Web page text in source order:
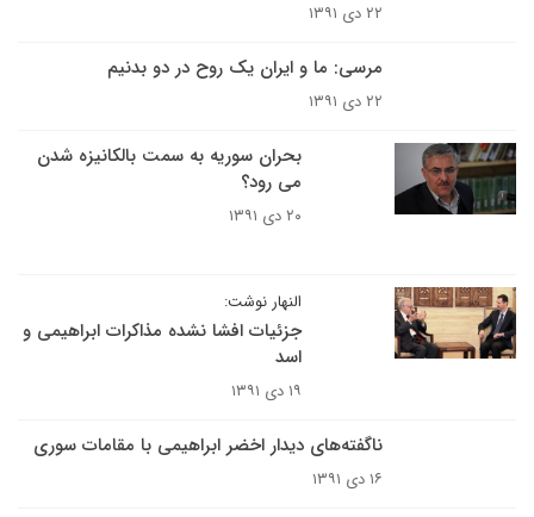
۲۲ دی ۱۳۹۱
مرسی: ما و ایران یک روح در دو بدنیم
۲۲ دی ۱۳۹۱
بحران سوریه به سمت بالکانیزه شدن
می رود؟
۲۰ دی ۱۳۹۱
النهار نوشت:
جزئیات افشا نشده مذاکرات ابراهیمی و
اسد
۱۹ دی ۱۳۹۱
ناگفته‌های دیدار اخضر ابراهیمی با مقامات سوری
۱۶ دی ۱۳۹۱